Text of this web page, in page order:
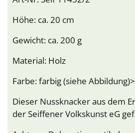
Höhe: ca. 20 cm
Gewicht: ca. 200 g
Material: Holz
Farbe: farbig (siehe
Dieser Nussknacker aus dem
der Seiffener Volkskunst eG